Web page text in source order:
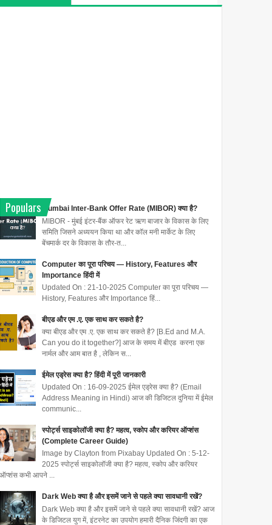
Populars
Mumbai Inter-Bank Offer Rate (MIBOR) क्या है?
MIBOR - मुंबई इंटर-बैंक ऑफर रेट ऋण बाजार के विकास के लिए
समिति जिसने अध्ययन किया था और कॉल मनी मार्केट के लिए
बेंचमार्क दर के विकास के तौर-त...
Computer का पूरा परिचय — History, Features और
Importance हिंदी में
Updated On : 21-10-2025 Computer का पूरा परिचय —
History, Features और Importance हिं...
बीएड और एम .ए. एक साथ कर सकते है?
क्या बीएड और एम .ए. एक साथ कर सकते है? [B.Ed and M.A.
Can you do it together?] आज के समय में बीएड करना एक
नार्मल और आम बात है , लेकिन स...
ईमेल एड्रेस क्या है? हिंदी में पूरी जानकारी
Updated On : 16-09-2025 ईमेल एड्रेस क्या है? (Email
Address Meaning in Hindi) आज की डिजिटल दुनिया में ईमेल
communic...
स्पोर्ट्स साइकोलॉजी क्या है? महत्व, स्कोप और करियर ऑप्शंस
(Complete Career Guide)
Image by Clayton from Pixabay Updated On : 5-12-
2025 स्पोर्ट्स साइकोलॉजी क्या है? महत्व, स्कोप और करियर
ऑप्शंस कभी आपने ...
Dark Web क्या है और इसमें जाने से पहले क्या सावधानी रखें?
Dark Web क्या है और इसमें जाने से पहले क्या सावधानी रखें? आज
के डिजिटल युग में, इंटरनेट का उपयोग हमारी दैनिक जिंदगी का एक